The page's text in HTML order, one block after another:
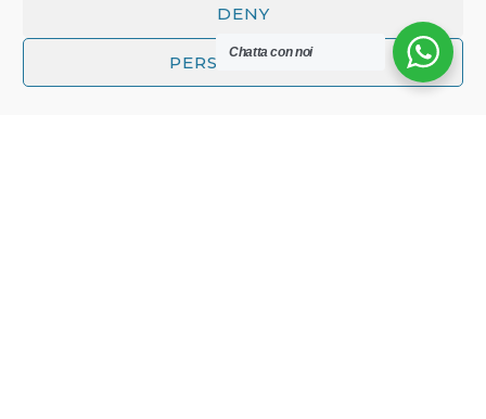
DENY
PERSONALIZZA
Chatta con noi